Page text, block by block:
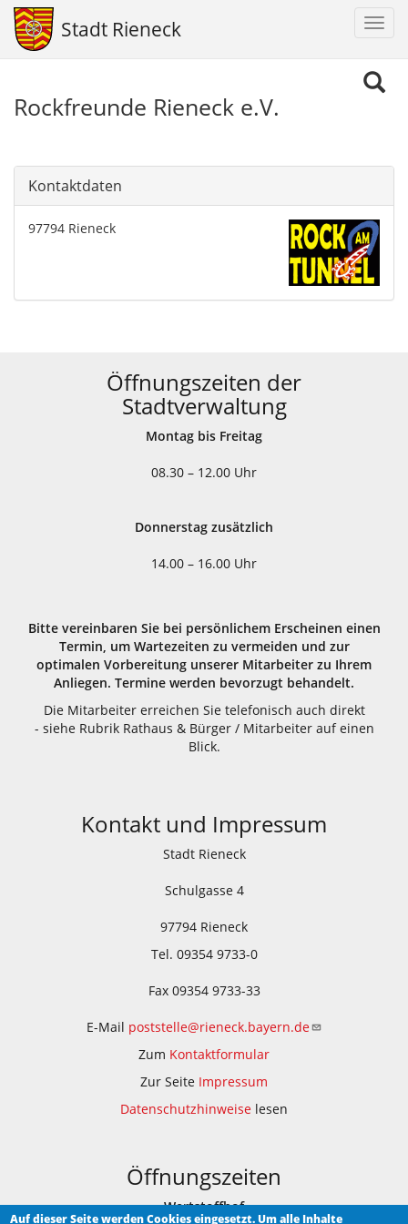
Inhalt
Stadt Rieneck
Rockfreunde Rieneck e.V.
Kontaktdaten
97794 Rieneck
Öffnungszeiten der
Stadtverwaltung
Montag bis Freitag
08.30 – 12.00 Uhr
Donnerstag zusätzlich
14.00 – 16.00 Uhr
Bitte vereinbaren Sie bei persönlichem Erscheinen einen
Termin, um Wartezeiten zu vermeiden und zur
optimalen Vorbereitung unserer Mitarbeiter zu Ihrem
Anliegen. Termine werden bevorzugt behandelt.
Die Mitarbeiter erreichen Sie telefonisch auch direkt
- siehe Rubrik Rathaus & Bürger / Mitarbeiter auf einen
Blick.
Kontakt und Impressum
Stadt Rieneck
Schulgasse 4
97794 Rieneck
Tel. 09354 9733-0
Fax 09354 9733-33
E-Mail poststelle@rieneck.bayern.de
Zum Kontaktformular
Zur Seite Impressum
Datenschutzhinweise lesen
Öffnungszeiten
Wertstoffhof
Auf dieser Seite werden Cookies eingesetzt. Um alle Inhalte